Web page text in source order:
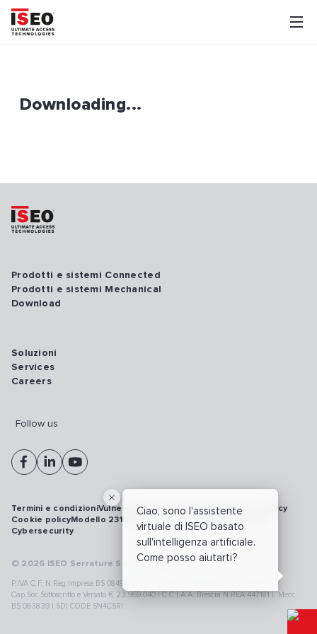
Downloading...
Ciao, sono l'assistente
virtuale di ISEO basato
sull'intelligenza artificiale.
Come posso aiutarti?
Prodotti e sistemi Connected
Prodotti e sistemi Mechanical
Download
Soluzioni
Services
Careers
Follow us
© 2026 ISEO Serrature S.p.A. All right reserved
P.IVA C.F. N.Reg.Imprese BS 08499190018 | Cap.Soc.Deliberato € 24.340.965 |
Cap.Soc.Sottoscritto e Versato € 23.969.040 | C.C.I.A.A. Brescia N.REA 447181 |. Mecc.
BS 083839 | SDI CODE SN4CSRI
Termini e condizioniVulnerability disclosure policyPrivacy policy
Cookie policyModello 231WhistleblowingRichiamo prodotti
Cybersecurity